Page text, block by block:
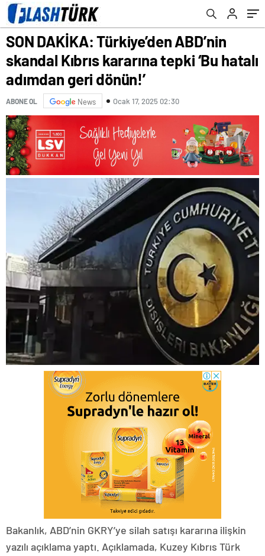
dönün!’
SON DAKİKA: Türkiye’den ABD’nin
skandal Kıbrıs kararına tepki ‘Bu hatalı
adımdan geri dönün!’
ABONE OL News Ocak 17, 2025 02:30
Bakanlık, ABD’nin GKRY’ye silah satışı kararına ilişkin
yazılı açıklama yaptı. Açıklamada, Kuzey Kıbrıs Türk